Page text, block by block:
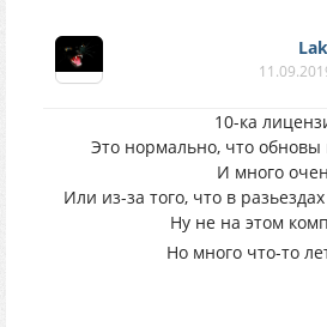
10-ка
Это нормально, что обновы
И много
Или из-за того, что в
Ну не на этом
Но много что-то